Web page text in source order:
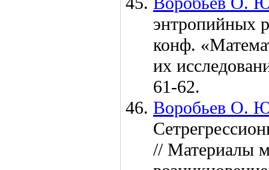
энтропийных
конф.
их
61-62.
Воробьев О.
// Материалы